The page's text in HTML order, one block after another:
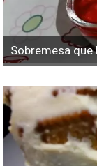
Sobremesa que